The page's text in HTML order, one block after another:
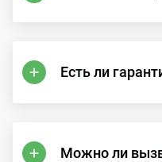
Есть ли
Можно ли